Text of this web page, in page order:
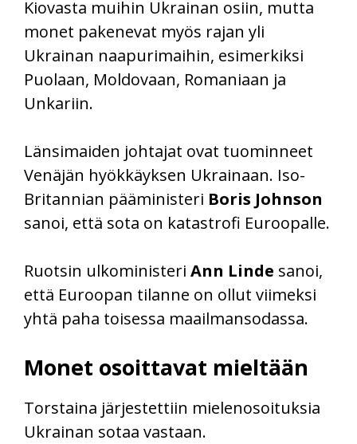
Kiovasta muihin Ukrainan osiin, mutta
monet pakenevat myös rajan yli
Ukrainan naapurimaihin, esimerkiksi
Puolaan, Moldovaan, Romaniaan ja
Unkariin.
Länsimaiden johtajat ovat tuominneet
Venäjän hyökkäyksen Ukrainaan. Iso-
Britannian pääministeri Boris Johnson
sanoi, että sota on katastrofi Euroopalle.
Ruotsin ulkoministeri Ann Linde sanoi,
että Euroopan tilanne on ollut viimeksi
yhtä paha toisessa maailmansodassa.
Monet osoittavat mieltään
Torstaina järjestettiin mielenosoituksia
Ukrainan sotaa vastaan.